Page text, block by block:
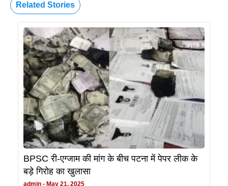
Related Stories
BPSC री-एग्जाम की मांग के बीच पटना में पेपर लीक के
बड़े गिरोह का खुलासा
admin
May 21, 2025